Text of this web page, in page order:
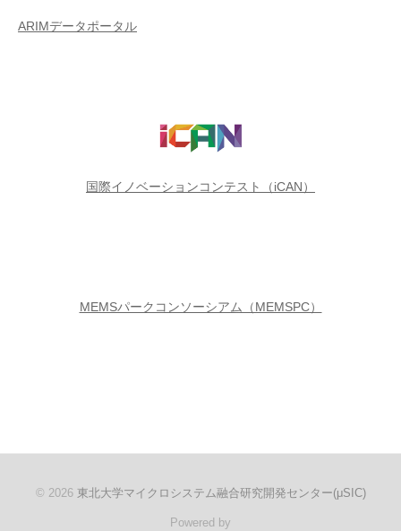
ARIMデータポータル
国際イノベーションコンテスト（iCAN）
MEMSパークコンソーシアム（MEMSPC）
© 2026 東北大学マイクロシステム融合研究開発センター(μSIC)
Powered by